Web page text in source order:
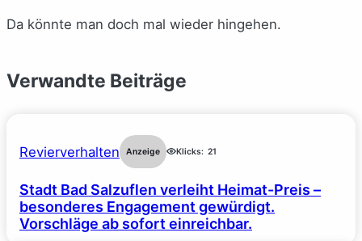
Da könnte man doch mal wieder hingehen.
Verwandte Beiträge
Revierverhalten Anzeige Klicks: 21
Stadt Bad Salzuflen verleiht Heimat-Preis –
besonderes Engagement gewürdigt.
Vorschläge ab sofort einreichbar.